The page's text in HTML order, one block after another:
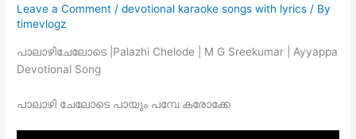
Leave a Comment /devotional karaoke songs with lyrics / By
timevlogz
പാലാഴിചേലോടെ |Palazhi Chelode | M G Sreekumar | Ayyappa
Devotional Song
പാലാഴി ചേലോടെ പായും പമ്പേ കരോക്കേ